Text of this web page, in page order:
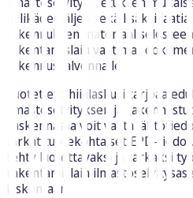
hiilikädenjäljen sekä lisäksi
rakennuksen
rakentamislain vaatimat
rakennusvalvonnalle.
Tuotetieto hiililaskuri tarjoaa
ilmastoselvityksen ja
Laskennassa voit valita
tarkat tuotekohtaiset EPD-
tehty luotettavaksi ja tarkaksi
rakentamislain
laskentaan.